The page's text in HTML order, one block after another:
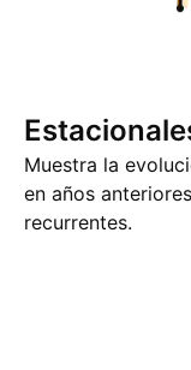
Muestra la
en años
recurrentes.